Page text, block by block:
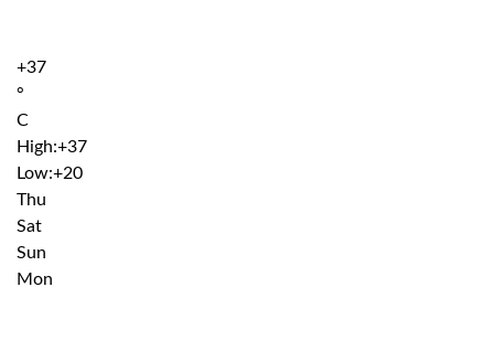
+37
°
C
High:+37
Low:+20
Thu
Sat
Sun
Mon